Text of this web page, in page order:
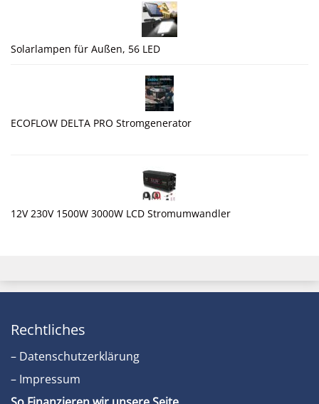
Solarlampen für Außen, 56 LED
ECOFLOW DELTA PRO Stromgenerator
12V 230V 1500W 3000W LCD Stromumwandler
Rechtliches
– Datenschutzerklärung
– Impressum